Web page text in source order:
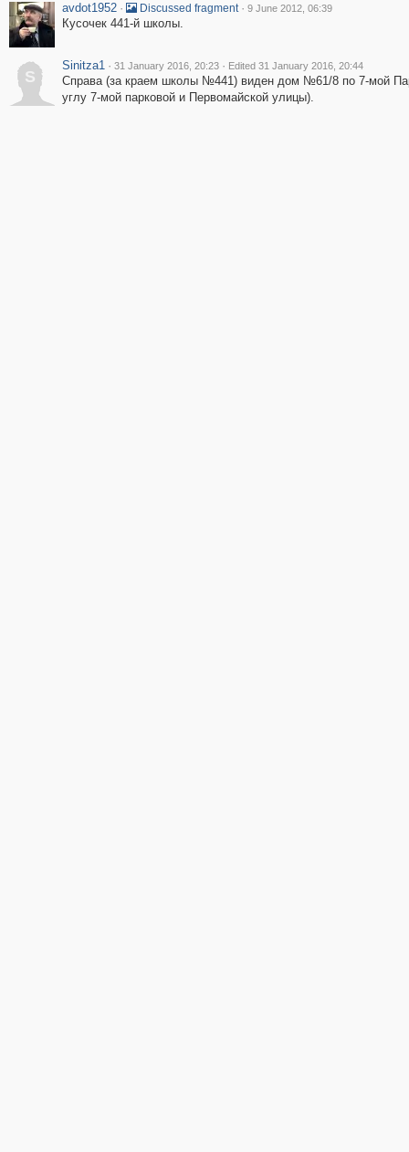
avdot1952 · Discussed fragment · 9 June 2012, 06:39
Кусочек 441-й школы.
S
Sinitza1 · 31 January 2016, 20:23 · Edited 31 January 2016, 20:44
Справа (за краем школы №441) виден дом №61/8 по 7-мой
углу 7-мой парковой и Первомайской улицы).